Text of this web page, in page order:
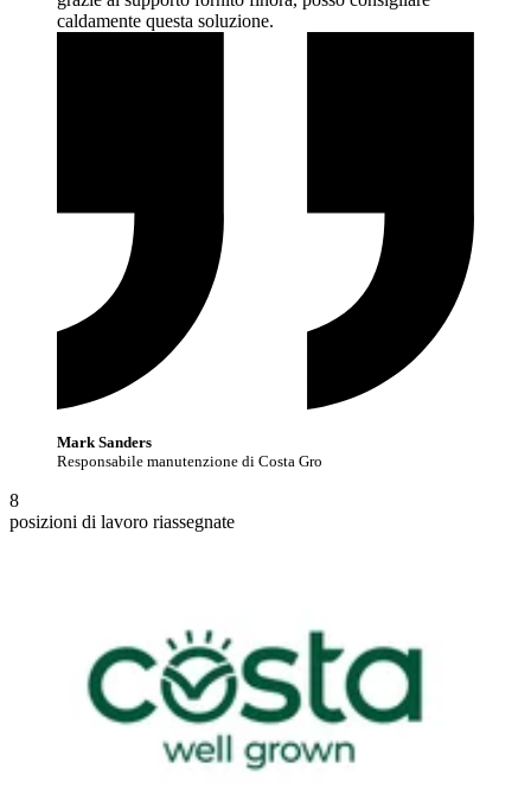
caldamente questa soluzione.
Mark Sanders
Responsabile manutenzione di Costa Gro
8
posizioni di lavoro riassegnate